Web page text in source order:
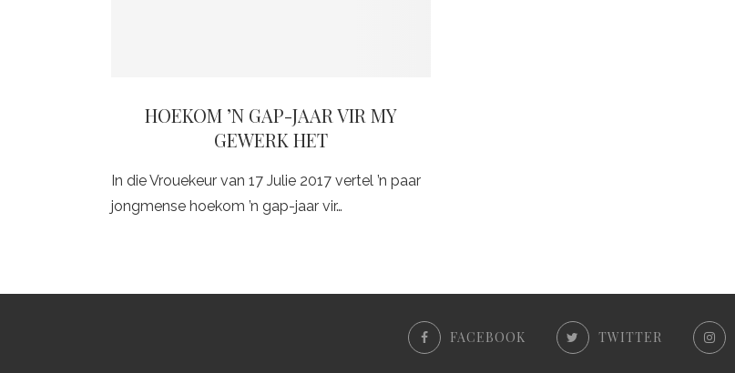
HOEKOM ’N GAP-JAAR VIR MY
GEWERK HET
In die Vrouekeur van 17 Julie 2017 vertel ’n paar
jongmense hoekom ’n gap-jaar vir…
FACEBOOK TWITTER